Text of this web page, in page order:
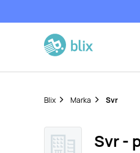
Blix Marka Svr
Svr -